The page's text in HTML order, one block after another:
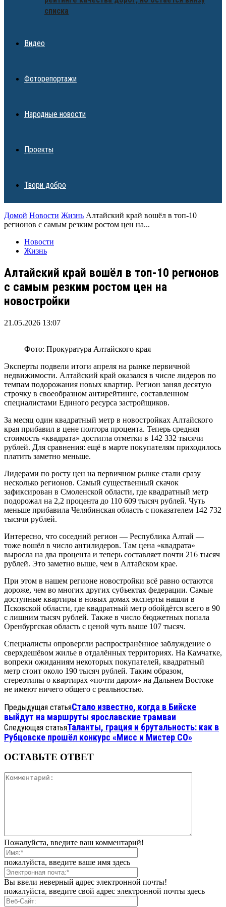
списка
Видео
Фоторепортажи
Народные новости
Проекты
Твори добро
Домой Новости Жизнь Алтайский край вошёл в топ-10
регионов с самым резким ростом цен на...
Новости
Жизнь
Алтайский край вошёл в топ-10 регионов
с самым резким ростом цен на
новостройки
21.05.2026 13:07
Фото: Прокуратура Алтайского края
Эксперты подвели итоги апреля на рынке первичной
недвижимости. Алтайский край оказался в числе лидеров по
темпам подорожания новых квартир. Регион занял десятую
строчку в своеобразном антирейтинге, составленном
специалистами Единого ресурса застройщиков.
За месяц один квадратный метр в новостройках Алтайского
края прибавил в цене полтора процента. Теперь средняя
стоимость «квадрата» достигла отметки в 142 332 тысячи
рублей. Для сравнения: ещё в марте покупателям приходилось
платить заметно меньше.
Лидерами по росту цен на первичном рынке стали сразу
несколько регионов. Самый существенный скачок
зафиксирован в Смоленской области, где квадратный метр
подорожал на 2,2 процента до 110 609 тысяч рублей. Чуть
меньше прибавила Челябинская область с показателем 142 732
тысячи рублей.
Интересно, что соседний регион — Республика Алтай —
тоже вошёл в число антилидеров. Там цена «квадрата»
выросла на два процента и теперь составляет почти 216 тысяч
рублей. Это заметно выше, чем в Алтайском крае.
При этом в нашем регионе новостройки всё равно остаются
дороже, чем во многих других субъектах федерации. Самые
доступные квартиры в новых домах эксперты нашли в
Псковской области, где квадратный метр обойдётся всего в 90
с лишним тысяч рублей. Также в число бюджетных попала
Оренбургская область с ценой чуть выше 107 тысяч.
Специалисты опровергли распространённое заблуждение о
сверхдешёвом жилье в отдалённых территориях. На Камчатке,
вопреки ожиданиям некоторых покупателей, квадратный
метр стоит около 190 тысяч рублей. Таким образом,
стереотипы о квартирах «почти даром» на Дальнем Востоке
не имеют ничего общего с реальностью.
Предыдущая статьяСтало известно, когда в Бийске
выйдут на маршруты ярославские трамваи
Следующая статьяТаланты, грация и брутальность: как в
Рубцовске прошёл конкурс «Мисс и Мистер СО»
ОСТАВЬТЕ ОТВЕТ
Пожалуйста, введите ваш комментарий!
пожалуйста, введите ваше имя здесь
Вы ввели неверный адрес электронной почты!
пожалуйста, введите свой адрес электронной почты здесь